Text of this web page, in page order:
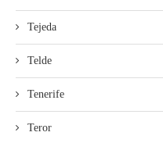
Tejeda
Telde
Tenerife
Teror